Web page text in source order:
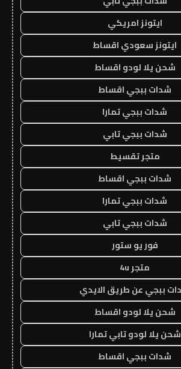
ايتونز امريكي
ايتونز سعودي اقساط
شحن يلا لودو اقساط
شدات ببجي اقساط
شدات ببجي تمارا
شدات ببجي تابي
متجر تقسيط
شدات ببجي اقساط
شدات ببجي تمارا
شدات ببجي تابي
فور يو ستور
متجر 4u
ببجي عن طريق الايدي
شحن يلا لودو اقساط
شحن يلا لودو تابي تمارا
شدات ببجي اقساط